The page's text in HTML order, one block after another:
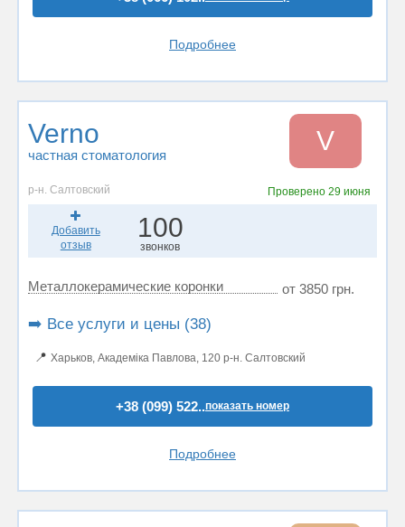
Подробнее
Verno
частная стоматология V
р-н. Салтовский Проверено 29 июня
Добавить
отзыв
100
звонков
Металлокерамические коронки от 3850 грн.
➡️ Все услуги и цены (38)
📍 Харьков, Академіка Павлова, 120 р-н. Салтовский
+38 (099) 522..показать номер
Подробнее